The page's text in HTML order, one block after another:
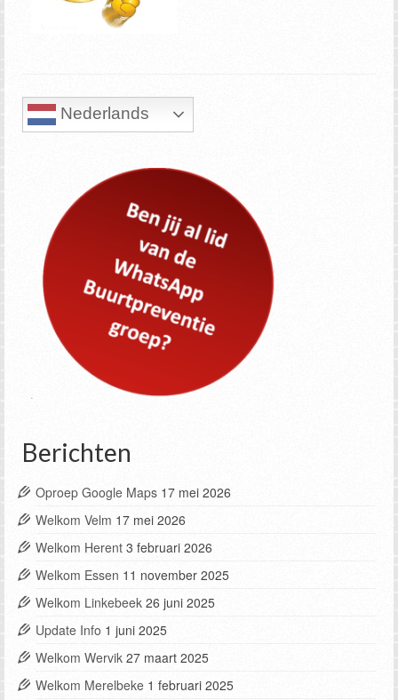
Nederlands
Berichten
Oproep Google Maps 17 mei 2026
Welkom Velm 17 mei 2026
Welkom Herent 3 februari 2026
Welkom Essen 11 november 2025
Welkom Linkebeek 26 juni 2025
Update Info 1 juni 2025
Welkom Wervik 27 maart 2025
Welkom Merelbeke 1 februari 2025